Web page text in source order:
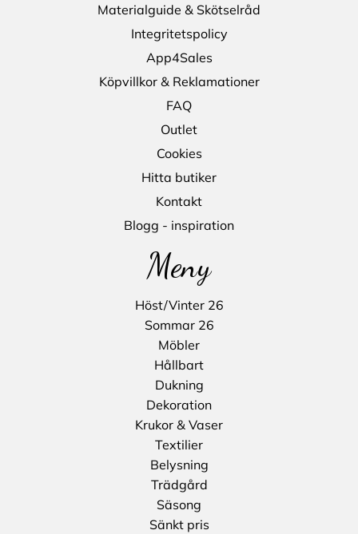
Materialguide & Skötselråd
Integritetspolicy
App4Sales
Köpvillkor & Reklamationer
FAQ
Outlet
Cookies
Hitta butiker
Kontakt
Blogg - inspiration
Meny
Höst/Vinter 26
Sommar 26
Möbler
Hållbart
Dukning
Dekoration
Krukor & Vaser
Textilier
Belysning
Trädgård
Säsong
Sänkt pris